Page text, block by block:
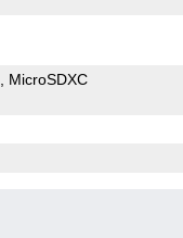
MicroSDXC